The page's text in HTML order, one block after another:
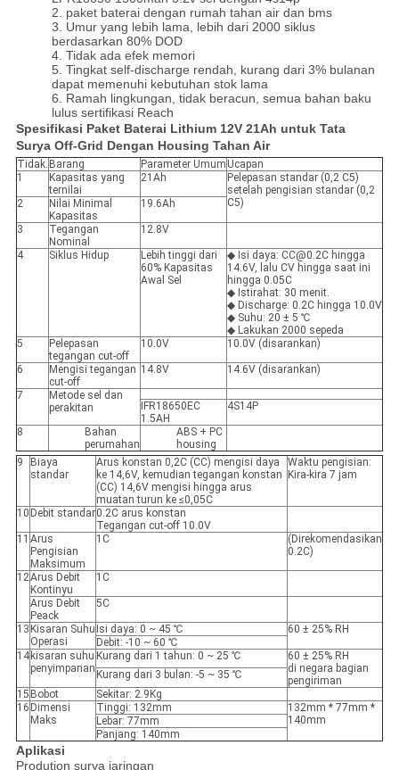
2. paket baterai dengan rumah tahan air dan bms
3. Umur yang lebih lama, lebih dari 2000 siklus
berdasarkan 80% DOD
4. Tidak ada efek memori
5. Tingkat self-discharge rendah, kurang dari 3% bulanan
dapat memenuhi kebutuhan stok lama
6. Ramah lingkungan, tidak beracun, semua bahan baku
lulus sertifikasi Reach
Spesifikasi Paket Baterai Lithium 12V 21Ah untuk Tata
Surya Off-Grid Dengan Housing Tahan Air
Tidak. Barang Parameter Umum Ucapan
1
Kapasitas yang
ternilai
21Ah
Pelepasan standar (0,2 C5)
setelah pengisian standar (0,2
C5)
2
Nilai Minimal
Kapasitas
19.6Ah
3
Tegangan
Nominal
12.8V
4 Siklus Hidup
Lebih tinggi dari
60% Kapasitas
Awal Sel
◆ Isi daya: CC@0.2C hingga
14.6V, lalu CV hingga saat ini
hingga 0.05C
◆ Istirahat: 30 menit.
◆ Discharge: 0.2C hingga 10.0V
◆ Suhu: 20 ± 5 ℃
◆ Lakukan 2000 sepeda
5
Pelepasan
tegangan cut-off
10.0V 10.0V (disarankan)
6
Mengisi tegangan
cut-off
14.8V 14.6V (disarankan)
7
Metode sel dan
perakitan
IFR18650EC
1.5AH
4S14P
8
Bahan
perumahan
ABS + PC
housing
9
Biaya
standar
Arus konstan 0,2C (CC) mengisi daya
ke 14,6V, kemudian tegangan konstan
(CC) 14,6V mengisi hingga arus
muatan turun ke ≤0,05C
Waktu pengisian:
Kira-kira 7 jam
10 Debit standar0.2C arus konstan
Tegangan cut-off 10.0V
11 Arus
Pengisian
Maksimum
1C
(Direkomendasikan
0.2C)
12Arus Debit
Kontinyu
1C
Arus Debit
Peack
5C
13 Kisaran Suhu
Operasi
Isi daya: 0 ~ 45 ℃
60 ± 25% RH
Debit: -10 ~ 60 ℃
14 kisaran suhu
penyimpanan
Kurang dari 1 tahun: 0 ~ 25 ℃
60 ± 25% RH
di negara bagian
pengiriman
Kurang dari 3 bulan: -5 ~ 35 ℃
15 Bobot
Sekitar: 2.9Kg
16 Dimensi
Maks
Tinggi: 132mm
132mm * 77mm *
140mm
Lebar: 77mm
Panjang: 140mm
Aplikasi
Prodution surya jaringan